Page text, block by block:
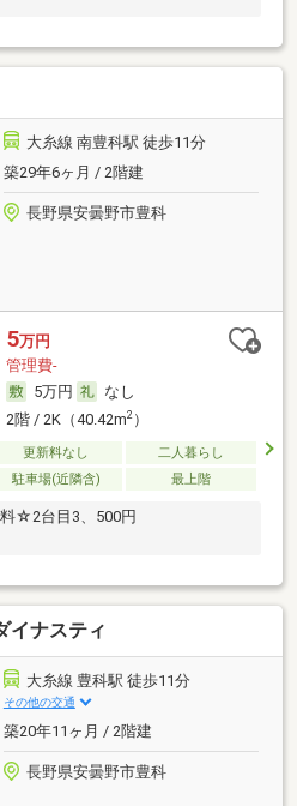
大糸線 南豊科駅 徒歩11分
築29年6ヶ月 / 2階建
長野県安曇野市豊科
5万円
管理費-
5万円
なし
2階 / 2K（40.42m2）
更新料なし
二人暮らし
駐車場(近隣含) 最上階
☆2台目3、500円
イナスティ
大糸線 豊科駅 徒歩11分
その他の交通
築20年11ヶ月 / 2階建
長野県安曇野市豊科